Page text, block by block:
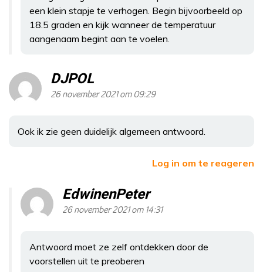
een klein stapje te verhogen. Begin bijvoorbeeld op
18.5 graden en kijk wanneer de temperatuur
aangenaam begint aan te voelen.
DJPOL
26 november 2021 om 09:29
Ook ik zie geen duidelijk algemeen antwoord.
Log in om te reageren
EdwinenPeter
26 november 2021 om 14:31
Antwoord moet ze zelf ontdekken door de
voorstellen uit te preoberen